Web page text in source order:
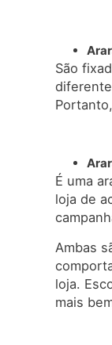
São
É uma
loja de
Ambas
loja.
mais